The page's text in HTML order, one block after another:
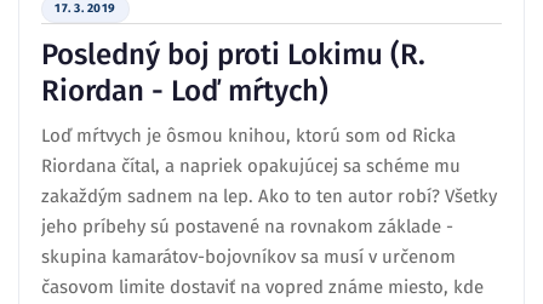
17. 3. 2019
Posledný boj proti Lokimu (R.
Riordan - Loď mŕtych)
Loď mŕtvych je ôsmou knihou, ktorú som od Ricka
Riordana čítal, a napriek opakujúcej sa schéme mu
zakaždým sadnem na lep. Ako to ten autor robí? Všetky
jeho príbehy sú postavené na rovnakom základe -
skupina kamarátov-bojovníkov sa musí v určenom
časovom limite dostaviť na vopred známe miesto, kde